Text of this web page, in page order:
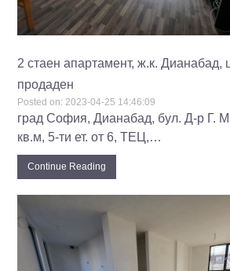
2 стаен апартамент, ж.к. Дианабад,
продаден
Posted on: 2023-04-25 14:46:09
град София, Дианабад, бул. Д-р Г.
кв.м, 5-ти ет. от 6, ТЕЦ,…
Continue Reading